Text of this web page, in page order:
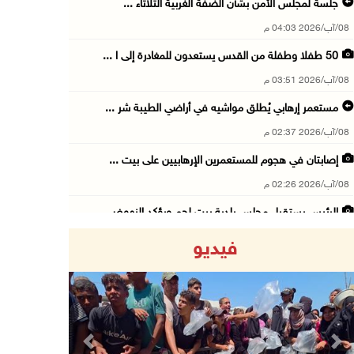
جلسة لمجلس الأمن بشأن الضفة الغربية الثلاثاء ...
08/آب/2026 04:03 م
50 طفلا وطفلة من القدس يستعدون للمغادرة إلى ا ...
08/آب/2026 03:51 م
مستعمر إرهابي يُطلق مواشيه في أراضي الطيبة شر ...
08/آب/2026 02:37 م
إصابتان في هجوم للمستعمرين الإرهابيين على بيت ...
08/آب/2026 02:26 م
الرئيس يستقبل مجلس بلدية بيت لحم ويؤكد النهوض ...
08/آب/2026 12:53 م
الفيضانات في ولاية آسام الهندية تودي بـ98 شخص ...
08/آب/2026 12:42 م
فيديو
Previous Next